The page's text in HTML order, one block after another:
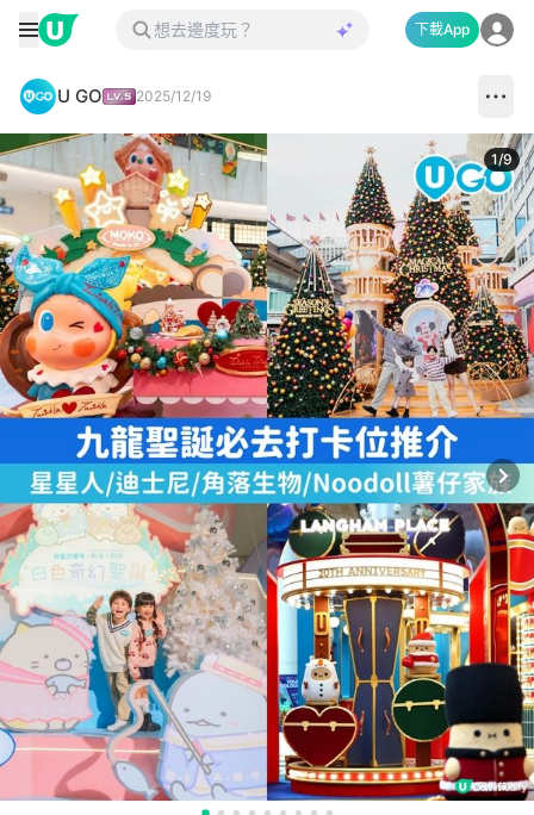
下載App
U GO 2025/12/19
1/9